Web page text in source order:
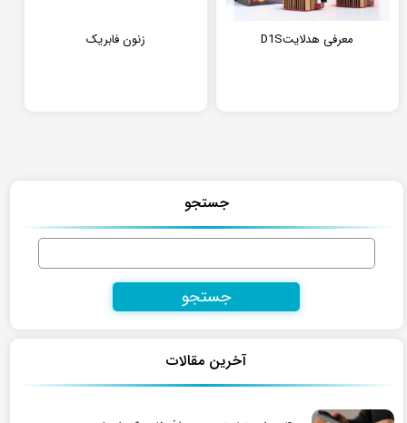
معرفی هدلایتD1S زنون فابریک
جستجو
جستجو
آخرین مقالات